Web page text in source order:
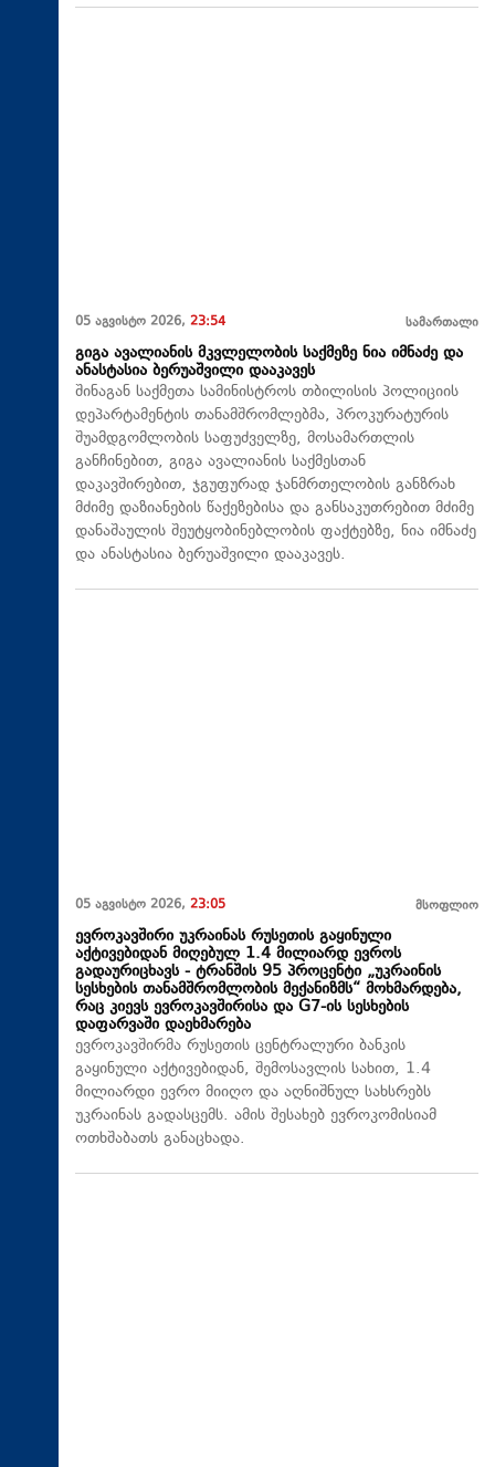
05 აგვისტო 2026, 23:54 სამართალი
გიგა ავალიანის მკვლელობის საქმეზე ნია იმნაძე და
ანასტასია ბერუაშვილი დააკავეს
შინაგან საქმეთა სამინისტროს თბილისის პოლიციის
დეპარტამენტის თანამშრომლებმა, პროკურატურის
შუამდგომლობის საფუძველზე, მოსამართლის
განჩინებით, გიგა ავალიანის საქმესთან
დაკავშირებით, ჯგუფურად ჯანმრთელობის განზრახ
მძიმე დაზიანების წაქეზებისა და განსაკუთრებით მძიმე
დანაშაულის შეუტყობინებლობის ფაქტებზე, ნია იმნაძე
და ანასტასია ბერუაშვილი დააკავეს.
05 აგვისტო 2026, 23:05 მსოფლიო
ევროკავშირი უკრაინას რუსეთის გაყინული
აქტივებიდან მიღებულ 1.4 მილიარდ ევროს
გადაურიცხავს - ტრანშის 95 პროცენტი „უკრაინის
სესხების თანამშრომლობის მექანიზმს“ მოხმარდება,
რაც კიევს ევროკავშირისა და G7-ის სესხების
დაფარვაში დაეხმარება
ევროკავშირმა რუსეთის ცენტრალური ბანკის
გაყინული აქტივებიდან, შემოსავლის სახით, 1.4
მილიარდი ევრო მიიღო და აღნიშნულ სახსრებს
უკრაინას გადასცემს. ამის შესახებ ევროკომისიამ
ოთხშაბათს განაცხადა.